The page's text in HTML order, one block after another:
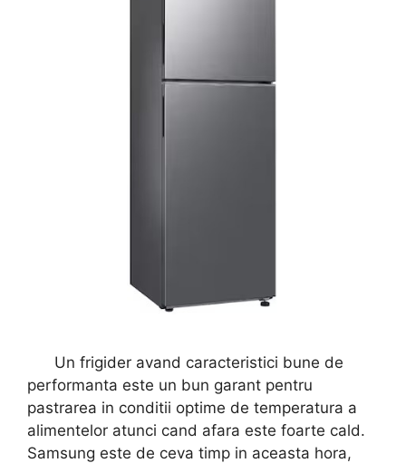
Un frigider avand caracteristici bune de
performanta este un bun garant pentru
pastrarea in conditii optime de temperatura a
alimentelor atunci cand afara este foarte cald.
Samsung este de ceva timp in aceasta hora,